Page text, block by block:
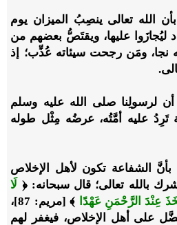
الله تعالى ينصِبُ الميزان يوم
ليُجازَوا عليها، ويقتَصُّ بعضهم من
ومَن رجحت سيئاته عُذِّب؛ إذ
لرسولِنا صلى الله عليه وسلم
عليه أمَّتُه، عرضُه مِثْل طوله
بأنَّ الشفاعة تكون لأهل الإخلاص
بالله تعالى؛ قال سبحانه: ﴿ لَا
عِنْدَ الرَّحْمَنِ عَهْدًا
﴾ [مريم: 87]،
على أهل الإخلاص، فيغفر لهم